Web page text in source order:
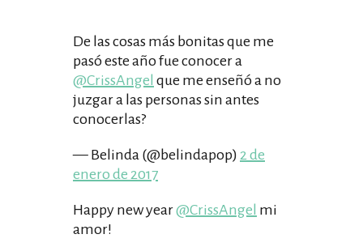
De las cosas más bonitas que me
pasó este año fue conocer a
@CrissAngel que me enseñó a no
juzgar a las personas sin antes
conocerlas?
— Belinda (@belindapop) 2 de
enero de 2017
Happy new year@CrissAngel mi
amor!